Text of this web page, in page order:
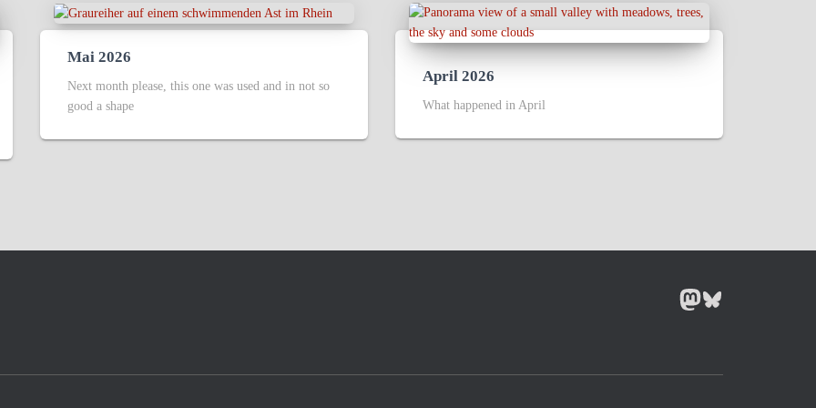
Mai 2026
Next month please, this one was used and in not so
good a shape
April 2026
What happened in April
MASTODON